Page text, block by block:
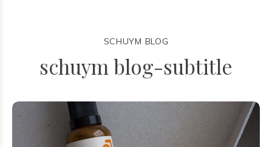
SCHUYM BLOG
schuym blog-subtitle